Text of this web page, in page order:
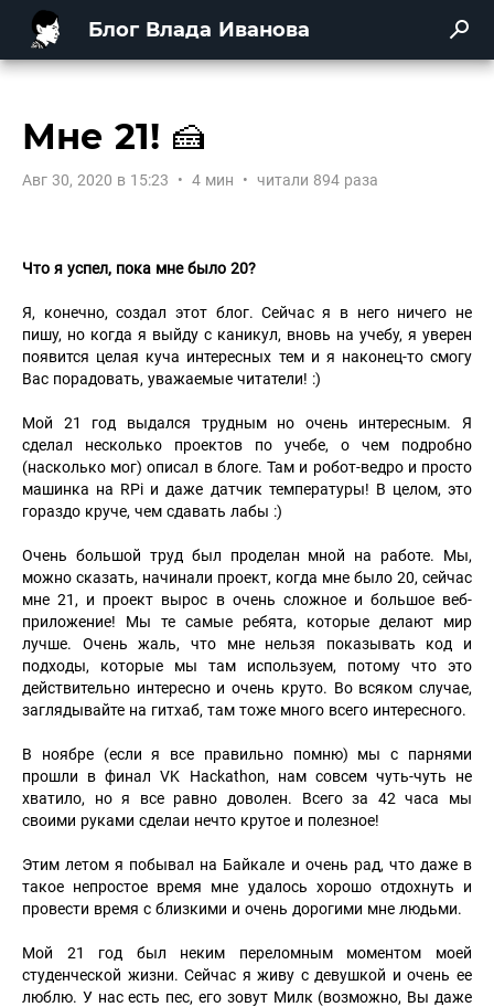
Блог Влада Иванова
Мне 21! 🍰
Авг 30, 2020 в 15:23 • 4 мин • читали 894 раза
Что я успел, пока мне было 20?
Я, конечно, создал этот блог. Сейчас я в него ничего не
пишу, но когда я выйду с каникул, вновь на учебу, я уверен
появится целая куча интересных тем и я наконец-то смогу
Вас порадовать, уважаемые читатели! :)
Мой 21 год выдался трудным но очень интересным. Я
сделал несколько проектов по учебе, о чем подробно
(насколько мог) описал в блоге. Там и робот-ведро и просто
машинка на RPi и даже датчик температуры! В целом, это
гораздо круче, чем сдавать лабы :)
Очень большой труд был проделан мной на работе. Мы,
можно сказать, начинали проект, когда мне было 20, сейчас
мне 21, и проект вырос в очень сложное и большое веб-
приложение! Мы те самые ребята, которые делают мир
лучше. Очень жаль, что мне нельзя показывать код и
подходы, которые мы там используем, потому что это
действительно интересно и очень круто. Во всяком случае,
заглядывайте на гитхаб, там тоже много всего интересного.
В ноябре (если я все правильно помню) мы с парнями
прошли в финал VK Hackathon, нам совсем чуть-чуть не
хватило, но я все равно доволен. Всего за 42 часа мы
своими руками сделаи нечто крутое и полезное!
Этим летом я побывал на Байкале и очень рад, что даже в
такое непростое время мне удалось хорошо отдохнуть и
провести время с близкими и очень дорогими мне людьми.
Мой 21 год был неким переломным моментом моей
студенческой жизни. Сейчас я живу с девушкой и очень ее
люблю. У нас есть пес, его зовут Милк (возможно, Вы даже